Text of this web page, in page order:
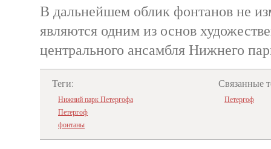
В дальнейшем облик фонтанов не
являются одним из основ
центрального ансамбля Нижнего
Теги:
Нижний парк Петергофа
Петергоф
фонтаны
Связанные
Петергоф